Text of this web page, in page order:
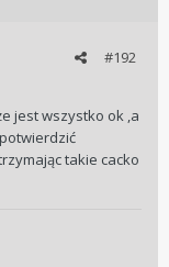
#192
jest wszystko ok ,a
takie cacko